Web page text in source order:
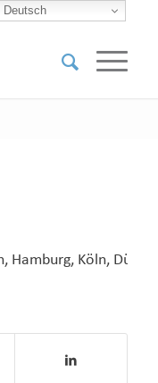
Köln,
Deutsch